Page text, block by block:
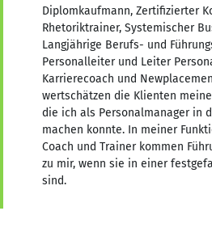
Diplomkaufmann, Zertifizierter
Rhetoriktrainer, Systemischer
Langjährige Berufs- und
Personalleiter und Leiter
Karrierecoach und
wertschätzen die Klienten
die ich als Personalmanager in
machen konnte. In meiner
Coach und Trainer kommen
zu mir, wenn sie in einer
sind.